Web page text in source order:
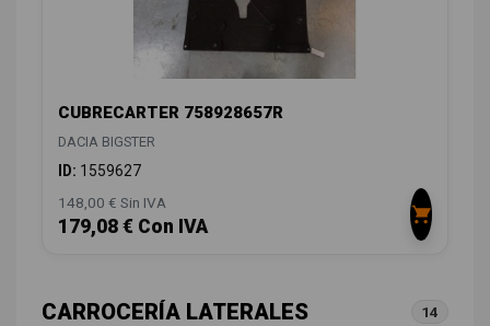
CUBRECARTER 758928657R
DACIA BIGSTER
ID: 1559627
148,00 € Sin IVA
179,08 € Con IVA
CARROCERÍA LATERALES 14